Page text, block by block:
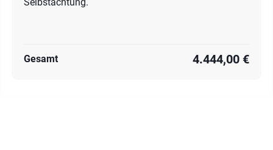
Gesamt 4.444,00 €